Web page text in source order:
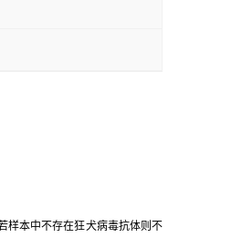
样本中不存在狂犬病毒抗体则不